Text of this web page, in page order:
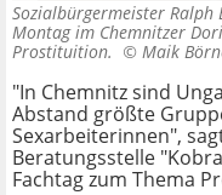
Sozialbürgermeister
Montag im Chemnitzer
Prostituition. © Maik
"In Chemnitz sind
Abstand größte
Sexarbeiterinnen",
Beratungsstelle
Fachtag zum Thema